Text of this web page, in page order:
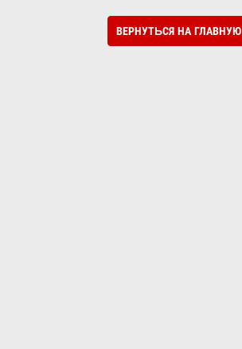
ВЕРНУТЬСЯ НА ГЛАВНУЮ